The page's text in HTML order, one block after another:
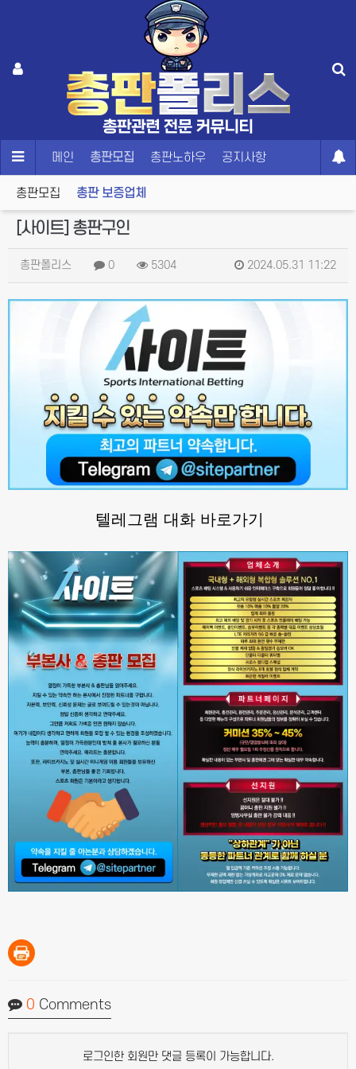
메인 총판모집 총판노하우 공지사항
총판모집 총판 보증업체
[사이트] 총판구인
총판폴리스 0 5304 2024.05.31 11:22
텔레그램 대화 바로가기
0 Comments
로그인한 회원만 댓글 등록이 가능합니다.